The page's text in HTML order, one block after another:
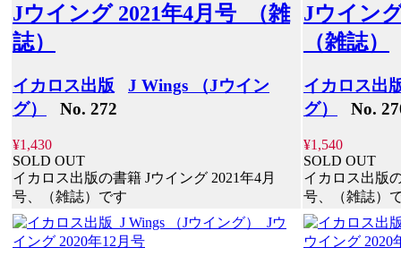
Jウイング 2021年4月号 （雑
誌）
イカロス出版
J Wings （Jウイン
グ）
No. 272
¥1,430
SOLD OUT
イカロス出版の書籍 Jウイング 2021年4月
号、（雑誌）です
Jウイン
（雑誌）
イカロス出
グ）
No.
¥1,540
SOLD OUT
イカロス出版
号、（雑誌）